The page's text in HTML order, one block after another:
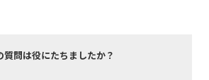
質問は役にたちましたか？